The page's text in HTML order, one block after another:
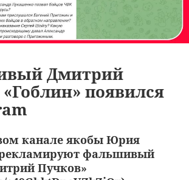
Дмитрий
появился
канале якобы Юрия
фальшивый
Пучков»